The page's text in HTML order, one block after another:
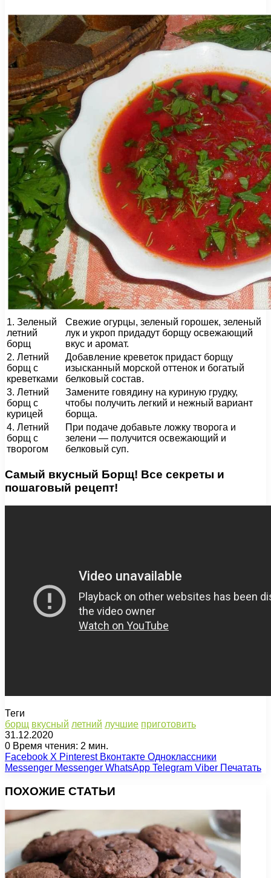
1. Зеленый
летний
борщ
Свежие огурцы, зеленый горошек, зеленый
лук и укроп придадут борщу освежающий
вкус и аромат.
2. Летний
борщ с
креветками
Добавление креветок придаст борщу
изысканный морской оттенок и богатый
белковый состав.
3. Летний
борщ с
курицей
Замените говядину на куриную грудку,
чтобы получить легкий и нежный вариант
борща.
4. Летний
борщ с
творогом
При подаче добавьте ложку творога и
зелени — получится освежающий и
белковый суп.
Самый вкусный Борщ! Все секреты и
пошаговый рецепт!
Теги
борщ вкусный летний лучшие приготовить
31.12.2020
0 Время чтения: 2 мин.
Facebook X Pinterest Вконтакте Одноклассники
Messenger Messenger WhatsApp Telegram Viber Печатать
ПОХОЖИЕ СТАТЬИ